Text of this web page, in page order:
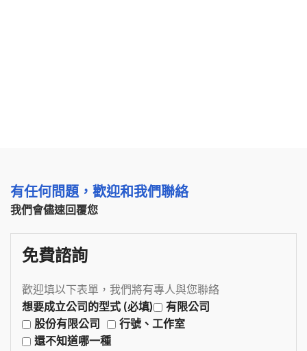
有任何問題，歡迎和我們聯絡
我們會儘速回覆您
免費諮詢
歡迎填以下表單，我們將有專人與您聯絡
想要成立公司的型式 (必填)
有限公司
股份有限公司
行號、工作室
還不知道哪一種